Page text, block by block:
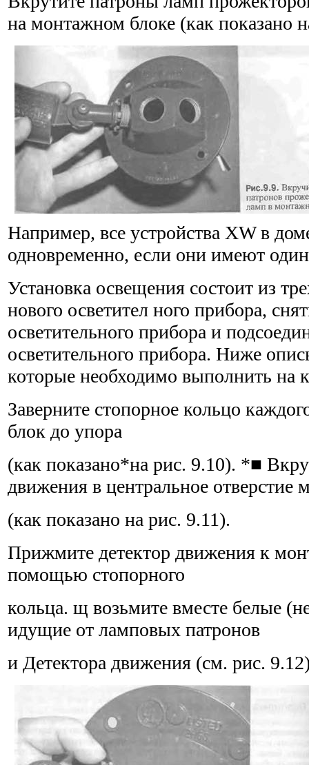
на монтажном блоке (как показано
Например, все устройства XW в
одновременно, если они имеют
Установка освещения состоит из
нового осветител ного прибора,
осветительного прибора и
осветительного прибора. Ниже
которые необходимо выполнить на
Заверните стопорное кольцо
блок до упора
(как показано*на рис. 9.10). *■
движения в центральное отверстие
(как показано на рис. 9.11).
Прижмите детектор движения к
помощью стопорного
кольца. щ возьмите вместе белые
идущие от ламповых патронов
и Детектора движения (см. рис.